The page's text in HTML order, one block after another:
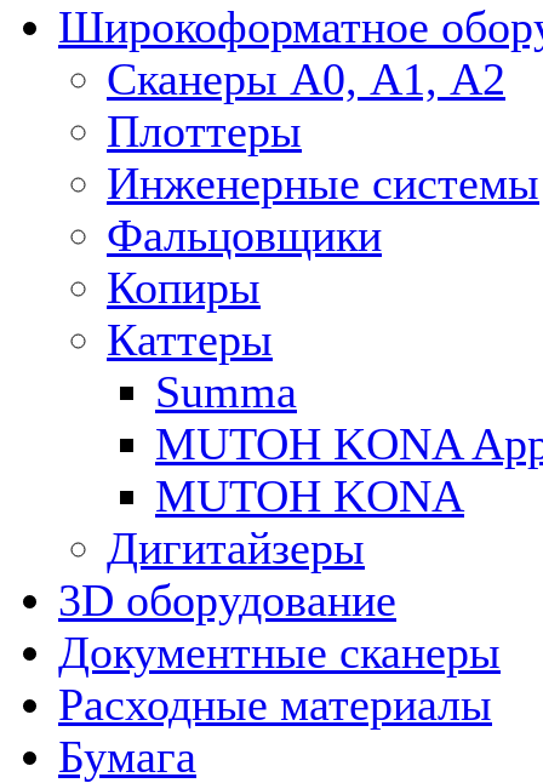
Широкоформатное
Сканеры А0, А1, А2
Плоттеры
Инженерные системы
Фальцовщики
Копиры
Каттеры
Summa
MUTOH KONA
MUTOH KONA
Дигитайзеры
3D оборудование
Документные сканеры
Расходные материалы
Бумага